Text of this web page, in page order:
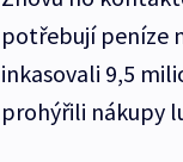
potřebují peníze
inkasovali 9,5
prohýřili nákupy